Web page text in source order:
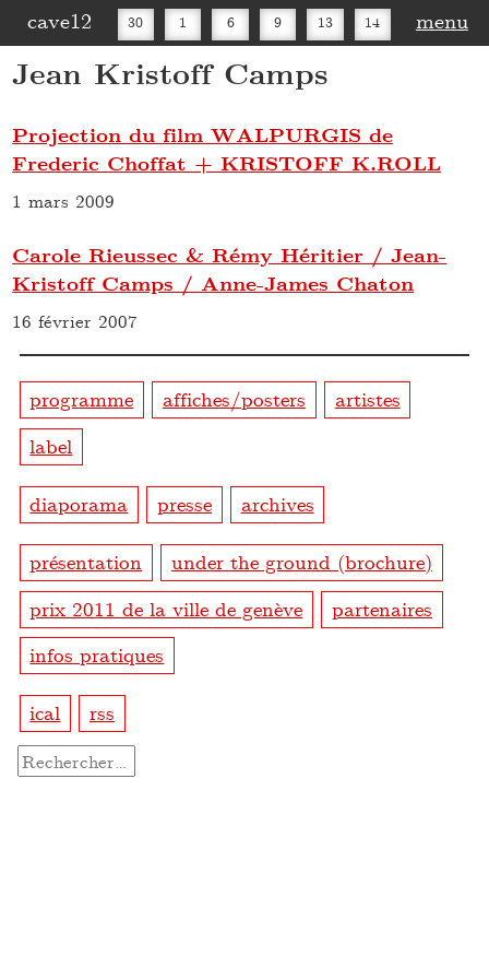
cave12 30 1 6 9 13 14
16 27
menu
Jean Kristoff Camps
Projection du film WALPURGIS de
Frederic Choffat + KRISTOFF K.ROLL
1 mars 2009
Carole Rieussec & Rémy Héritier / Jean-
Kristoff Camps / Anne-James Chaton
16 février 2007
programme affiches/posters
artistes
label
diaporama presse archives
présentation
under the ground (brochure)
prix 2011 de la ville de genève
partenaires
infos pratiques
ical rss
Rechercher :